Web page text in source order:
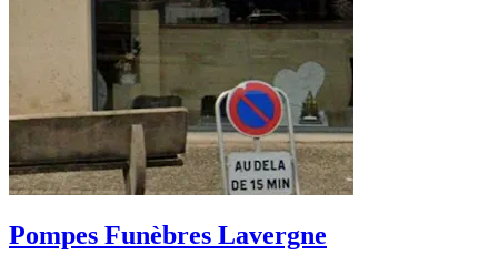
Pompes Funèbres Lavergne